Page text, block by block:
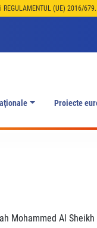
REGULAMENTUL (UE) 2016/679.
Proiecte
Mohammed Al